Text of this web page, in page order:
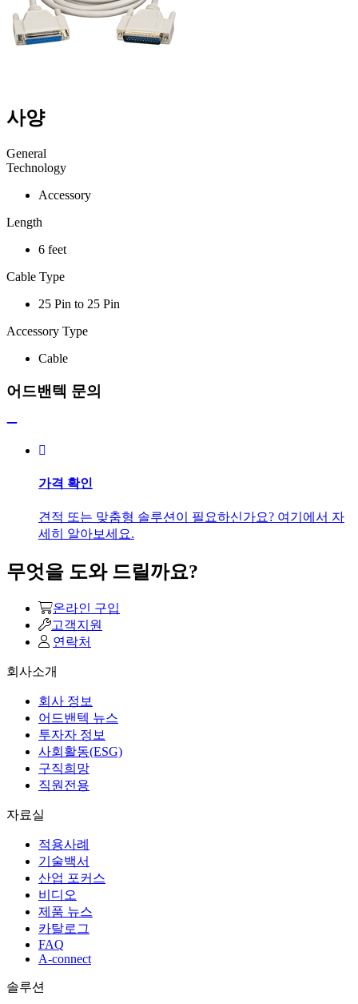
사양
General
Technology
Accessory
Length
6 feet
Cable Type
25 Pin to 25 Pin
Accessory Type
Cable
어드밴텍 문의
가격 확인
견적 또는 맞춤형 솔루션이 필요하신가요? 여기에서 자
세히 알아보세요.
무엇을 도와 드릴까요?
온라인 구입
고객지원
연락처
회사소개
회사 정보
어드밴텍 뉴스
투자자 정보
사회활동(ESG)
구직희망
직원전용
자료실
적용사례
기술백서
산업 포커스
비디오
제품 뉴스
카탈로그
FAQ
A-connect
솔루션